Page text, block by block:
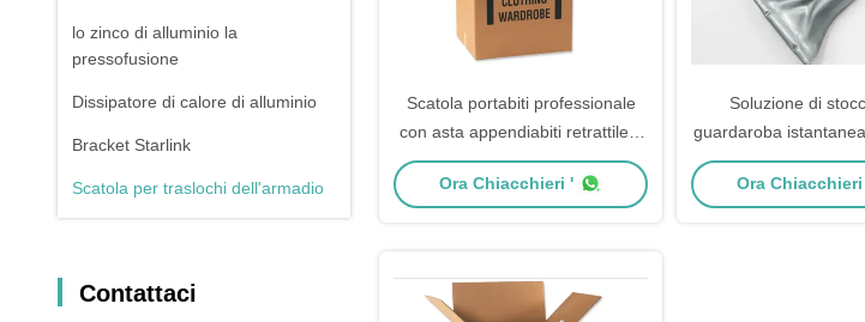
lo zinco di alluminio la
pressofusione
Dissipatore di calore di alluminio
Bracket Starlink
Scatola per traslochi dell'armadio
Contattaci
Scatola portabiti professionale
con asta appendiabiti retrattile e
lamiera zincata per trasloco
portatile
Ora Chiacchieri '
Soluzione di
guardaroba istantanea
appendiabiti
Ora